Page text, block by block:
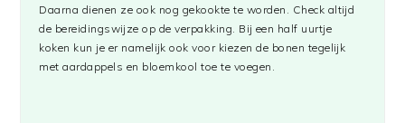
Daarna dienen ze ook nog gekookte te worden. Check altijd
de bereidingswijze op de verpakking. Bij een half uurtje
koken kun je er namelijk ook voor kiezen de bonen tegelijk
met aardappels en bloemkool toe te voegen.